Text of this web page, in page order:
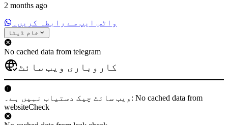
2 months ago
واٹس ایپ سے رابطہ کریں۔
خام ڈیٹا
No cached data from telegram
کاروباری ویب سائٹ
ویب سائٹ چیک دستیاب نہیں ہے۔: No cached data from
websiteCheck